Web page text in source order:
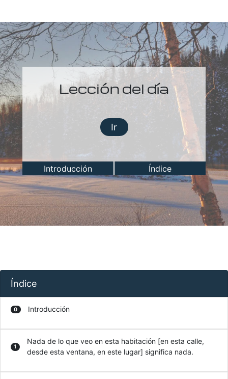
Lección del día
Ir
Introducción Índice
Índice
0 Introducción
1
Nada de lo que veo en esta habitación [en esta calle,
desde esta ventana, en este lugar] significa nada.